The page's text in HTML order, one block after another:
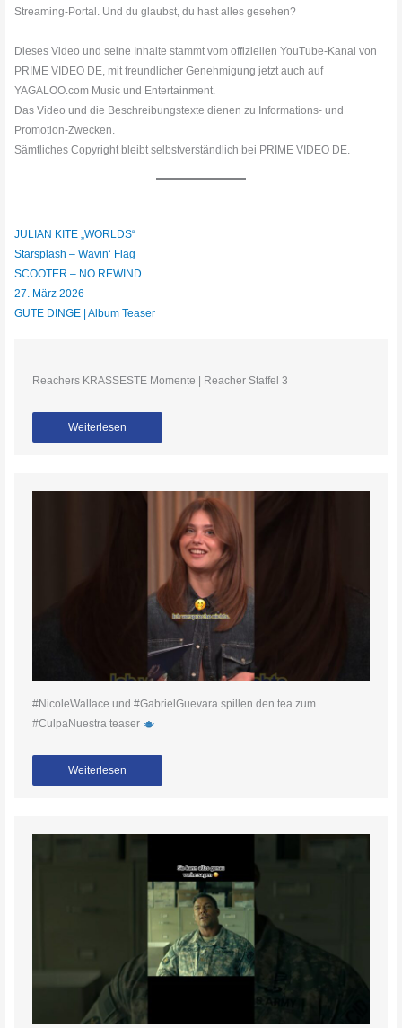
Streaming-Portal. Und du glaubst, du hast alles gesehen?
Dieses Video und seine Inhalte stammt vom offiziellen YouTube-Kanal von
PRIME VIDEO DE, mit freundlicher Genehmigung jetzt auch auf
YAGALOO.com Music und Entertainment.
Das Video und die Beschreibungstexte dienen zu Informations- und
Promotion-Zwecken.
Sämtliches Copyright bleibt selbstverständlich bei PRIME VIDEO DE.
JULIAN KITE „WORLDS“
Starsplash – Wavin‘ Flag
SCOOTER – NO REWIND
27. März 2026
GUTE DINGE | Album Teaser
Reachers KRASSESTE Momente | Reacher Staffel 3
Weiterlesen
#NicoleWallace und #GabrielGuevara spillen den tea zum
#CulpaNuestra teaser
Weiterlesen